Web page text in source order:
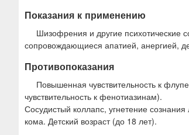
Показания к применению
Шизофрения и другие
сопровождающиеся апатией, анергией,
Противопоказания
Повышенная чувствительность к
чувствительность к фенотиазинам).
Сосудистый коллапс, угнетение
кома. Детский возраст (до 18 лет).